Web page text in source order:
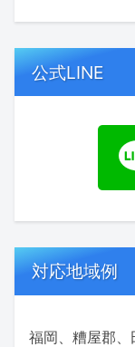
公式LINE
対応地域例
福岡、糟屋郡